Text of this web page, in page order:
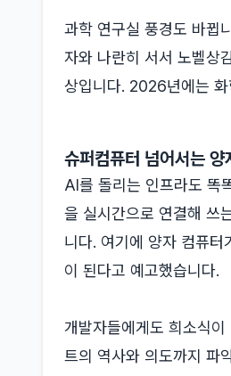
과학 연구실 풍경도 바뀝
자와 나란히 서서 노벨상
상입니다. 2026년에는
슈퍼컴퓨터 넘어서는 양
AI를 돌리는 인프라도 똑
을 실시간으로 연결해 쓰
니다. 여기에 양자 컴퓨터
이 된다고 예고했습니다.
개발자들에게도 희소식
트의 역사와 의도까지 파